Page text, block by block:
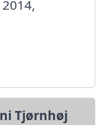
Tjørnhøj